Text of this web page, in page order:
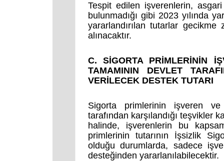
Tespit edilen işverenlerin,
bulunmadığı gibi 2023 yılında
yararlandırılan tutarlar
alınacaktır.
C. SİGORTA PRİMLERİNİN
TAMAMININ DEVLET
VERİLECEK DESTEK TUTARI
Sigorta primlerinin işveren ve
tarafından karşılandığı teşvikler
halinde, işverenlerin bu
primlerinin tutarının İşsizlik
olduğu durumlarda, sadece
desteğinden yararlanılabilecektir.